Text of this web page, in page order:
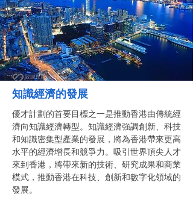
知識經濟的發展
優才計劃的首要目標之一是推動香港由傳統經
濟向知識經濟轉型。知識經濟強調創新、科技
和知識密集型產業的發展，將為香港帶來更高
水平的經濟增長和競爭力。吸引世界頂尖人才
來到香港，將帶來新的技術、研究成果和商業
模式，推動香港在科技、創新和數字化領域的
發展。